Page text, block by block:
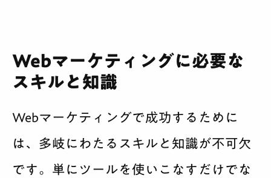
Webマーケティングに必要な
スキルと知識
Webマーケティングで成功するために
は、多岐にわたるスキルと知識が不可欠
です。単にツールを使いこなすだけでな